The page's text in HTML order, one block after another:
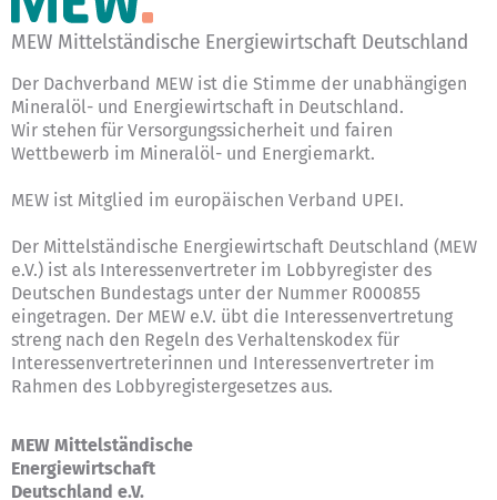
MEW Mittelständische Energiewirtschaft Deutschland
Der Dachverband MEW ist die Stimme der unabhängigen
Mineralöl- und Energiewirtschaft in Deutschland.
Wir stehen für Versorgungssicherheit und fairen
Wettbewerb im Mineralöl- und Energiemarkt.
MEW ist Mitglied im europäischen Verband UPEI.
Der Mittelständische Energiewirtschaft Deutschland (MEW
e.V.) ist als Interessenvertreter im Lobbyregister des
Deutschen Bundestags unter der Nummer R000855
eingetragen. Der MEW e.V. übt die Interessenvertretung
streng nach den Regeln des Verhaltenskodex für
Interessenvertreterinnen und Interessenvertreter im
Rahmen des Lobbyregistergesetzes aus.
MEW Mittelständische
Energiewirtschaft
Deutschland e.V.